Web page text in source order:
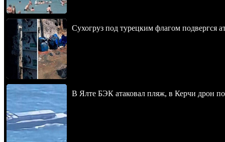
Сухогруз под турецким флагом подвергся
В Ялте БЭК атаковал пляж, в Керчи дрон